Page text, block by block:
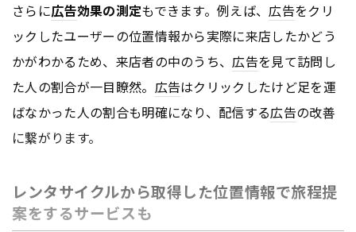
さらに広告効果の測定もできます。例えば、広告をクリ
ックしたユーザーの位置情報から実際に来店したかどう
かがわかるため、来店者の中のうち、広告を見て訪問し
た人の割合が一目瞭然。 広告はクリックしたけど足を運
ばなかった人の割合も明確になり、配信する広告の改善
に繋がります。
レンタサイクルから取得した位置情報で旅程提
案をするサービスも